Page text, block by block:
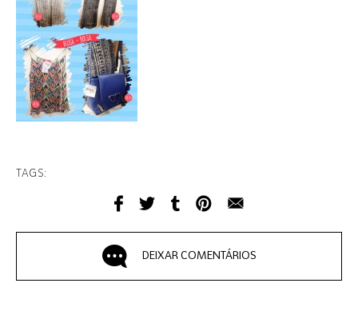
TAGS:
DEIXAR COMENTÁRIOS